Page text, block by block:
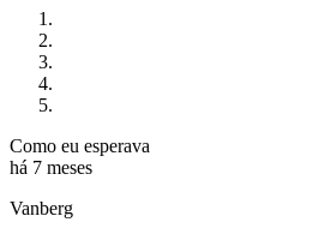
Como eu esperava
há 7 meses
Vanberg